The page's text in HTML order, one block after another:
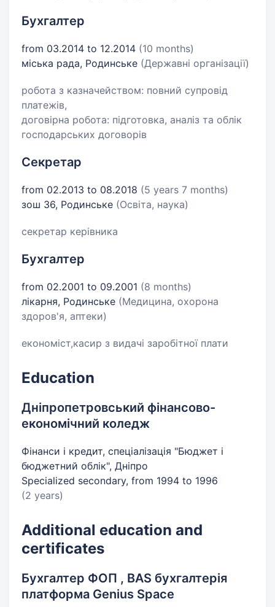
Бухгалтер
from 03.2014 to 12.2014 (10 months)
міська рада, Родинське (Державні організації)
робота з казначейством: повний супровід
платежів,
договірна робота: підготовка, аналіз та облік
господарських договорів
Секретар
from 02.2013 to 08.2018 (5 years 7 months)
зош 36, Родинське (Освіта, наука)
секретар керівника
Бухгалтер
from 02.2001 to 09.2001 (8 months)
лікарня, Родинське (Медицина, охорона
здоров'я, аптеки)
економіст,касир з видачі заробітної плати
Education
Дніпропетровський фінансово-
економічний коледж
Фінанси і кредит, спеціалізація "Бюджет і
бюджетний облік", Дніпро
Specialized secondary, from 1994 to 1996
(2 years)
Additional education and
certificates
Бухгалтер ФОП , BAS бухгалтерія
платформа Genius Space